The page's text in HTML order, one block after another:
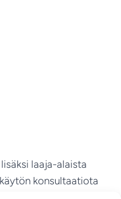
laaja-alaista
konsultaatiota